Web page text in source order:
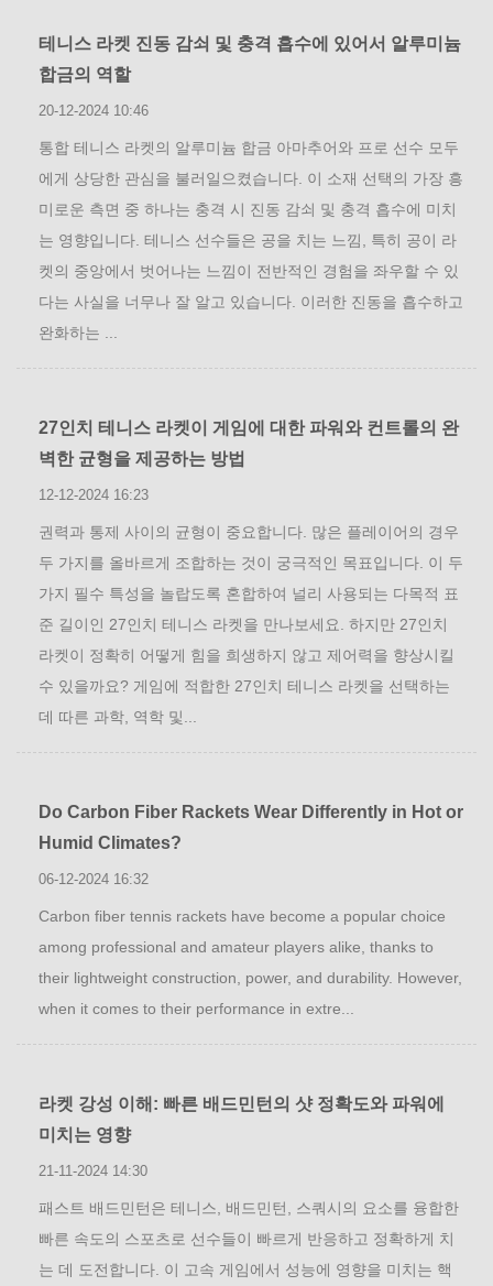
테니스 라켓 진동 감쇠 및 충격 흡수에 있어서 알루미늄
합금의 역할
20-12-2024 10:46
통합 테니스 라켓의 알루미늄 합금 아마추어와 프로 선수 모두
에게 상당한 관심을 불러일으켰습니다. 이 소재 선택의 가장 흥
미로운 측면 중 하나는 충격 시 진동 감쇠 및 충격 흡수에 미치
는 영향입니다. 테니스 선수들은 공을 치는 느낌, 특히 공이 라
켓의 중앙에서 벗어나는 느낌이 전반적인 경험을 좌우할 수 있
다는 사실을 너무나 잘 알고 있습니다. 이러한 진동을 흡수하고
완화하는 ...
27인치 테니스 라켓이 게임에 대한 파워와 컨트롤의 완
벽한 균형을 제공하는 방법
12-12-2024 16:23
권력과 통제 사이의 균형이 중요합니다. 많은 플레이어의 경우
두 가지를 올바르게 조합하는 것이 궁극적인 목표입니다. 이 두
가지 필수 특성을 놀랍도록 혼합하여 널리 사용되는 다목적 표
준 길이인 27인치 테니스 라켓을 만나보세요. 하지만 27인치
라켓이 정확히 어떻게 힘을 희생하지 않고 제어력을 향상시킬
수 있을까요? 게임에 적합한 27인치 테니스 라켓을 선택하는
데 따른 과학, 역학 및...
Do Carbon Fiber Rackets Wear Differently in Hot or
Humid Climates?
06-12-2024 16:32
Carbon fiber tennis rackets have become a popular choice
among professional and amateur players alike, thanks to
their lightweight construction, power, and durability. However,
when it comes to their performance in extre...
라켓 강성 이해: 빠른 배드민턴의 샷 정확도와 파워에
미치는 영향
21-11-2024 14:30
패스트 배드민턴은 테니스, 배드민턴, 스쿼시의 요소를 융합한
빠른 속도의 스포츠로 선수들이 빠르게 반응하고 정확하게 치
는 데 도전합니다. 이 고속 게임에서 성능에 영향을 미치는 핵